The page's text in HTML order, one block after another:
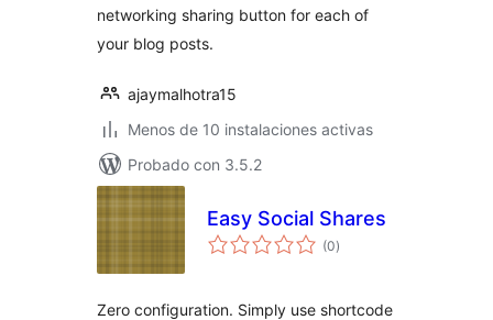
networking sharing button for each of
your blog posts.
ajaymalhotra15
Menos de 10 instalaciones activas
Probado con 3.5.2
Easy Social Shares
(0total
de
)
Zero configuration. Simply use shortcode